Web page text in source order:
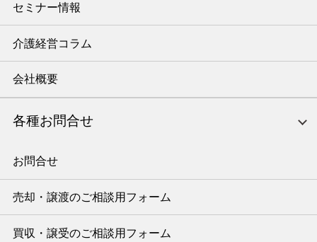
セミナー情報
介護経営コラム
会社概要
各種お問合せ
お問合せ
売却・譲渡のご相談用フォーム
買収・譲受のご相談用フォーム